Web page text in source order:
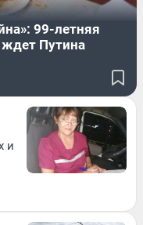
99-летняя
ждет Путина
и